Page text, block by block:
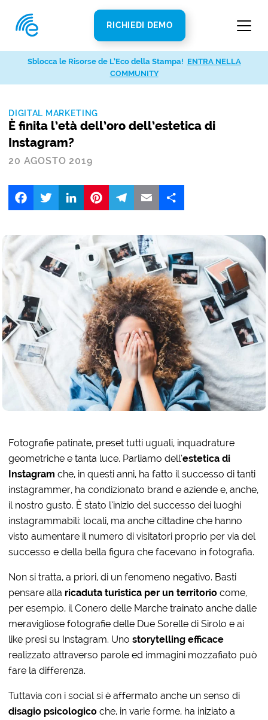
RICHIEDI DEMO
DIGITAL MARKETING
È finita l’età dell’oro dell’estetica di
Instagram?
20 AGOSTO 2019
FacebookTwitter LinkedIn
Fotografie patinate, preset tutti uguali, inquadrature
geometriche e tanta luce. Parliamo dell’estetica di
Instagram che, in questi anni, ha fatto il successo di tanti
instagrammer, ha condizionato brand e aziende e, anche,
il nostro gusto. È stato l’inizio del successo dei luoghi
instagrammabili: locali, ma anche cittadine che hanno
visto aumentare il numero di visitatori proprio per via del
successo e della bella figura che facevano in fotografia.
Non si tratta, a priori, di un fenomeno negativo. Basti
pensare alla ricaduta turistica per un territorio come,
per esempio, il Conero delle Marche trainato anche dalle
meravigliose fotografie delle Due Sorelle di Sirolo e ai
like presi su Instagram. Uno storytelling efficace
realizzato attraverso parole ed immagini mozzafiato può
fare la differenza.
Tuttavia con i social si è affermato anche un senso di
disagio psicologicoche, in varie forme, ha iniziato a
Sblocca le Risorse de L’Eco della Stampa! ENTRA NELLA
COMMUNITY